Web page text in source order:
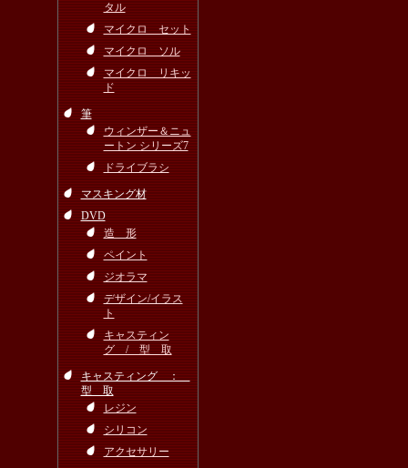
タル
マイクロ セット
マイクロ ソル
マイクロ リキッ
ド
筆
ウィンザー＆ニュ
ートン シリーズ7
ドライブラシ
マスキング材
DVD
造 形
ペイント
ジオラマ
デザイン/イラス
ト
キャスティン
グ / 型 取
キャスティング ：
型 取
レジン
シリコン
アクセサリー